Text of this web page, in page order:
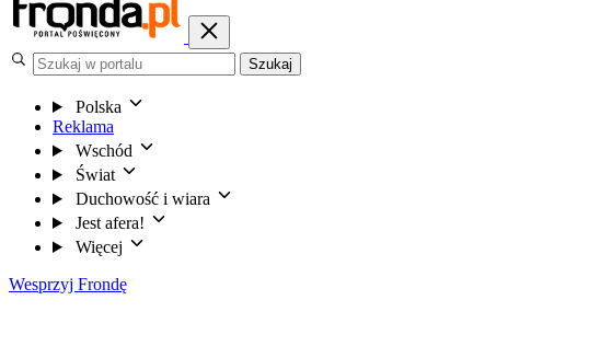
Szukaj
Polska
Reklama
Wschód
Świat
Duchowość i wiara
Jest afera!
Więcej
Wesprzyj Frondę